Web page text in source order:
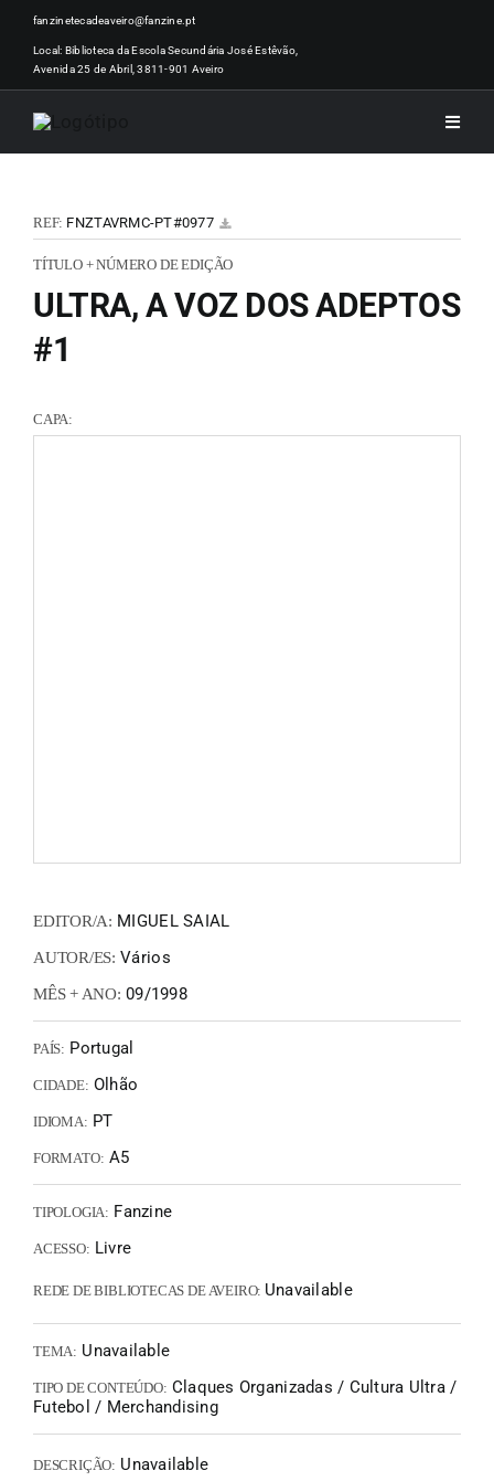
Skip
content
fanzinetecadeaveiro@fanzine.pt
Local: Biblioteca da Escola Secundária José Estêvão,
Avenida 25 de Abril, 3811-901 Aveiro
Toggle
REF: FNZTAVRMC-PT#0977
TÍTULO + NÚMERO DE EDIÇÃO
ULTRA, A VOZ DOS ADEPTOS
#1
CAPA:
EDITOR/A: MIGUEL SAIAL
AUTOR/ES: Vários
MÊS + ANO: 09/1998
PAÍS: Portugal
CIDADE: Olhão
IDIOMA: PT
FORMATO: A5
TIPOLOGIA: Fanzine
ACESSO: Livre
REDE DE BIBLIOTECAS DE AVEIRO: Unavailable
TEMA: Unavailable
TIPO DE CONTEÚDO: Claques Organizadas / Cultura Ultra /
Futebol / Merchandising
DESCRIÇÃO: Unavailable